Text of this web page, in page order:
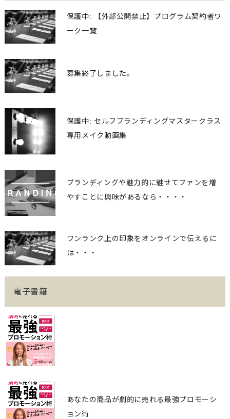
保護中: 【外部公開禁止】プログラム契約者ワ
ーク一覧
募集終了しました。
保護中: セルフブランディングマスタークラス
専用メイク動画集
ブランディングや魅力的に魅せてファンを増
やすことに興味があるなら・・・・
ワンランク上の印象をオンラインで伝えるに
は・・・
電子書籍
あなたの商品が劇的に売れる最強プロモーシ
ョン術